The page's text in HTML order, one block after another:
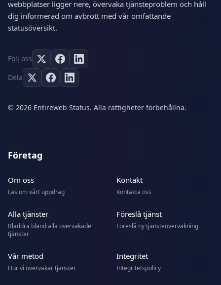
webbplatser ligger nere, övervaka tjänsteproblem och håll
dig informerad om avbrott med vår omfattande
statusöversikt.
Följ oss
Dela
© 2026 Entireweb Status. Alla rättigheter förbehållna.
Företag
Om oss
Läs om vårt uppdrag
Kontakt
Kontakta oss
Alla tjänster
Bläddra bland alla övervakade
tjänster
Föreslå tjänst
Föreslå ny tjänsteövervakning
Vår metod
Hur vi övervakar tjänster
Integritet
Integritetspolicy